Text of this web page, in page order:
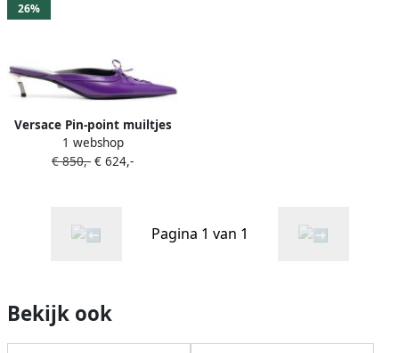
26%
Versace Pin-point muiltjes
Paars
1 webshop
€ 850,- € 624,-
Pagina 1 van 1
Bekijk ook